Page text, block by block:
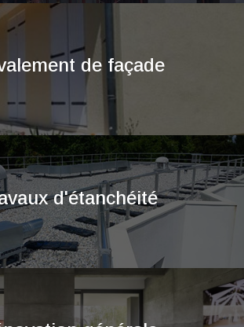
de façade
d'étanchéité